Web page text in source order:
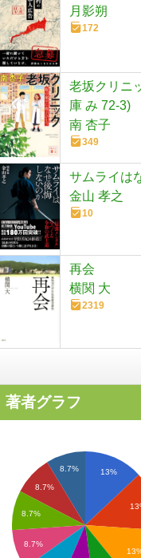
月影朔
172
老坂クリニ
庫 み 72-3)
南 杏子
349
サムライは
金山 孝之
10
再会
横関 大
2319
著者グラフ
13%
8.7%
8.7%
8.7%
8.7%